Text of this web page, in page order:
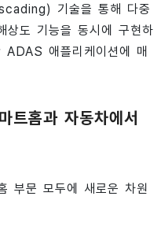
기술을 통해 다중
상도 기능을 동시에 구현하
애플리케이션에 매
홈과 자동차에서
부문 모두에 새로운 차원